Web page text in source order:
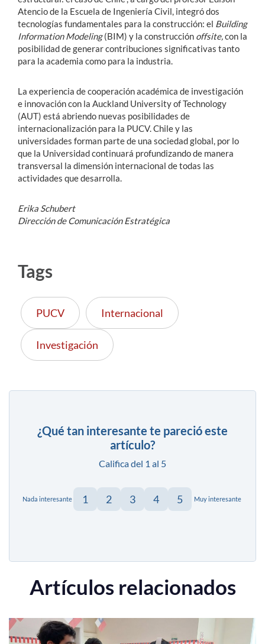
Atencio de la Escuela de Ingeniería Civil, integró dos
tecnologías fundamentales para la construcción: el Building
Information Modeling(BIM) y la construcción offsite, con la
posibilidad de generar contribuciones significativas tanto
para la academia como para la industria.
La experiencia de cooperación académica de investigación
e innovación con la Auckland University of Technology
(AUT) está abriendo nuevas posibilidades de
internacionalización para la PUCV. Chile y las
universidades forman parte de una sociedad global, por lo
que la Universidad continuará profundizando de manera
transversal la dimensión internacional de todas las
actividades que desarrolla.
Erika Schubert
Dirección de Comunicación Estratégica
Tags
PUCV Internacional
Investigación
¿Qué tan interesante te pareció este
artículo?
Califica del 1 al 5
Nada interesante 1 2 3 4 5 Muy interesante
Artículos relacionados